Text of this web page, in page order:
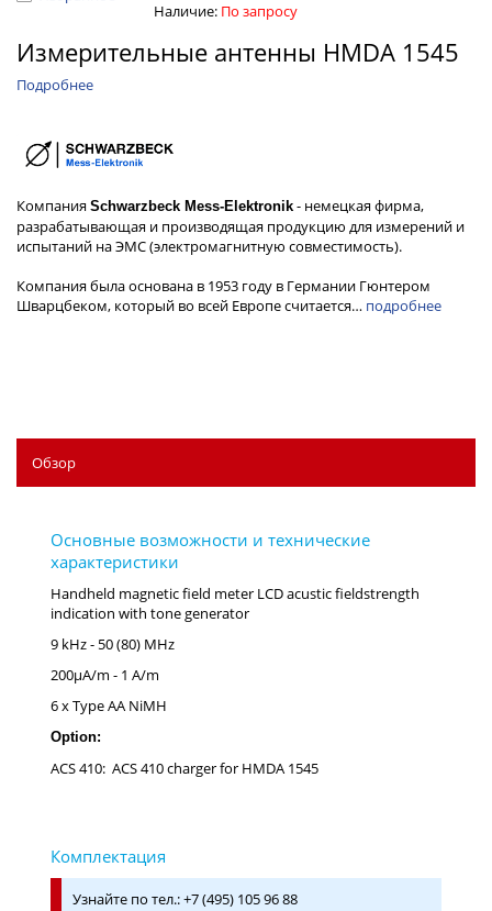
Наличие: По запросу
Измерительные антенны HMDA 1545
Подробнее
Компания Schwarzbeck Mess-Elektronik - немецкая фирма,
разрабатывающая и производящая продукцию для измерений и
испытаний на ЭМС (электромагнитную совместимость).
Компания была основана в 1953 году в Германии Гюнтером
Шварцбеком, который во всей Европе считается… подробнее
Обзор
Handheld magnetic field meter LCD acustic fieldstrength
indication with tone generator
9 kHz - 50 (80) MHz
200µA/m - 1 A/m
6 x Type AA NiMH
Option:
ACS 410: ACS 410 charger for HMDA 1545
Узнайте по тел.: +7 (495) 105 96 88